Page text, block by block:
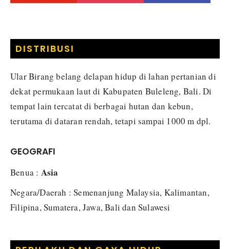
DISTRIBUSI
Ular Birang belang delapan hidup di lahan pertanian di
dekat permukaan laut di Kabupaten Buleleng, Bali. Di
tempat lain tercatat di berbagai hutan dan kebun,
terutama di dataran rendah, tetapi sampai 1000 m dpl.
GEOGRAFI
Benua : Asia
Negara/Daerah : Semenanjung Malaysia, Kalimantan,
Filipina, Sumatera, Jawa, Bali dan Sulawesi